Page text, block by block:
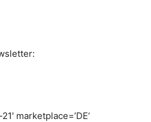
marketplace=’DE‘